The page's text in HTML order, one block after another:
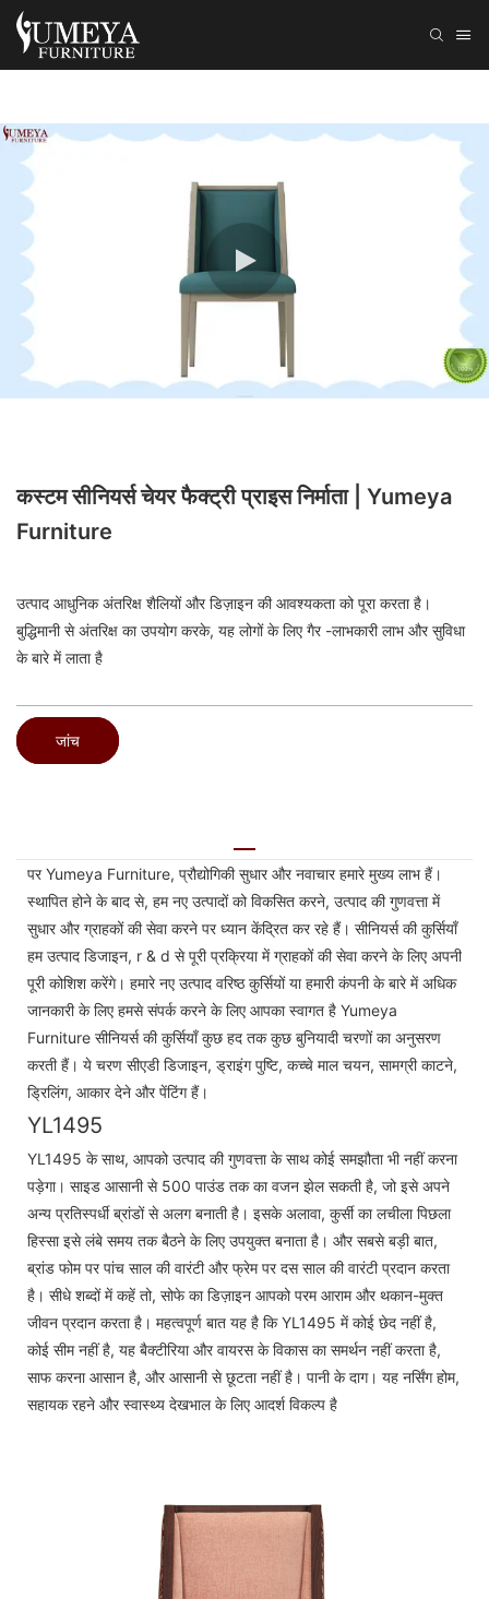
कस्टम सीनियर्स चेयर फैक्ट्री प्राइस निर्माता | Yumeya
Furniture
उत्पाद आधुनिक अंतरिक्ष शैलियों और डिज़ाइन की आवश्यकता को पूरा करता है।
बुद्धिमानी से अंतरिक्ष का उपयोग करके, यह लोगों के लिए गैर -लाभकारी लाभ और सुविधा
के बारे में लाता है
जांच
पर Yumeya Furniture, प्रौद्योगिकी सुधार और नवाचार हमारे मुख्य लाभ हैं।
स्थापित होने के बाद से, हम नए उत्पादों को विकसित करने, उत्पाद की गुणवत्ता में
सुधार और ग्राहकों की सेवा करने पर ध्यान केंद्रित कर रहे हैं। सीनियर्स की कुर्सियाँ
हम उत्पाद डिजाइन, r & d से पूरी प्रक्रिया में ग्राहकों की सेवा करने के लिए अपनी
पूरी कोशिश करेंगे। हमारे नए उत्पाद वरिष्ठ कुर्सियों या हमारी कंपनी के बारे में अधिक
जानकारी के लिए हमसे संपर्क करने के लिए आपका स्वागत है Yumeya
Furniture सीनियर्स की कुर्सियाँ कुछ हद तक कुछ बुनियादी चरणों का अनुसरण
करती हैं। ये चरण सीएडी डिजाइन, ड्राइंग पुष्टि, कच्चे माल चयन, सामग्री काटने,
ड्रिलिंग, आकार देने और पेंटिंग हैं।
YL1495
YL1495 के साथ, आपको उत्पाद की गुणवत्ता के साथ कोई समझौता भी नहीं करना
पड़ेगा। साइड आसानी से 500 पाउंड तक का वजन झेल सकती है, जो इसे अपने
अन्य प्रतिस्पर्धी ब्रांडों से अलग बनाती है। इसके अलावा, कुर्सी का लचीला पिछला
हिस्सा इसे लंबे समय तक बैठने के लिए उपयुक्त बनाता है। और सबसे बड़ी बात,
ब्रांड फोम पर पांच साल की वारंटी और फ्रेम पर दस साल की वारंटी प्रदान करता
है। सीधे शब्दों में कहें तो, सोफे का डिज़ाइन आपको परम आराम और थकान-मुक्त
जीवन प्रदान करता है। महत्वपूर्ण बात यह है कि YL1495 में कोई छेद नहीं है,
कोई सीम नहीं है, यह बैक्टीरिया और वायरस के विकास का समर्थन नहीं करता है,
साफ करना आसान है, और आसानी से छूटता नहीं है। पानी के दाग। यह नर्सिंग होम,
सहायक रहने और स्वास्थ्य देखभाल के लिए आदर्श विकल्प है